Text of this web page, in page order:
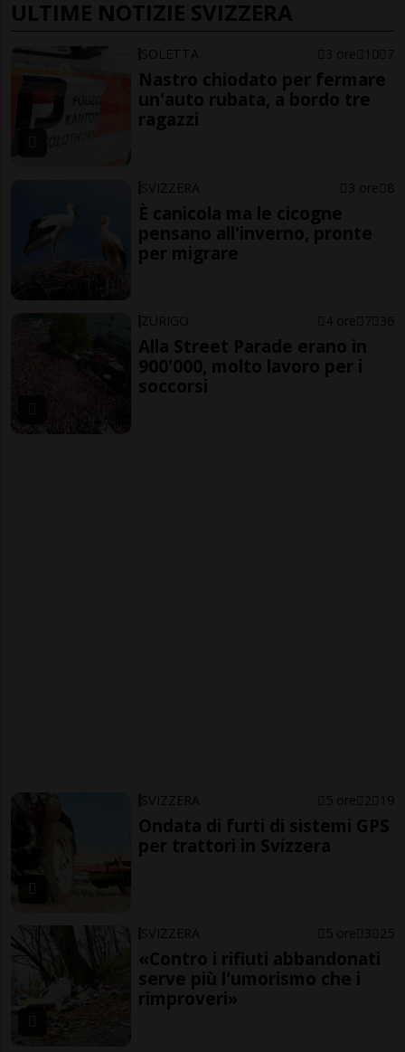
ULTIME NOTIZIE SVIZZERA
SOLETTA 3 ore 10 7
Nastro chiodato per fermare
un'auto rubata, a bordo tre
ragazzi
SVIZZERA 3 ore 8
È canicola ma le cicogne
pensano all'inverno, pronte
per migrare
ZURIGO 4 ore 7 36
Alla Street Parade erano in
900'000, molto lavoro per i
soccorsi
SVIZZERA 5 ore 2 19
Ondata di furti di sistemi GPS
per trattori in Svizzera
SVIZZERA 5 ore 3 25
«Contro i rifiuti abbandonati
serve più l'umorismo che i
rimproveri»